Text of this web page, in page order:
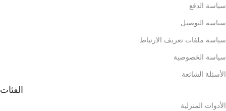
سياسة الدفع
سياسة التوصيل
سياسة ملفات تعريف الارتباط
سياسة الخصوصية
الأسئلة الشائعة
الفئات
الأدوات المنزلية